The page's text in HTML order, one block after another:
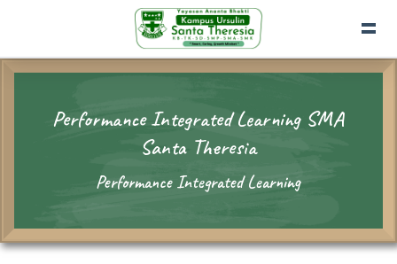
Performance Integrated Learning SMA
Santa Theresia
Performance Integrated Learning